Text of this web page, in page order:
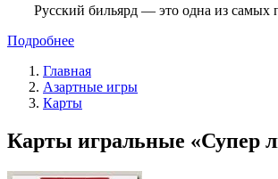
Русский бильярд — это одна из самых
Подробнее
Главная
Азартные игры
Карты
Карты игральные «Супер